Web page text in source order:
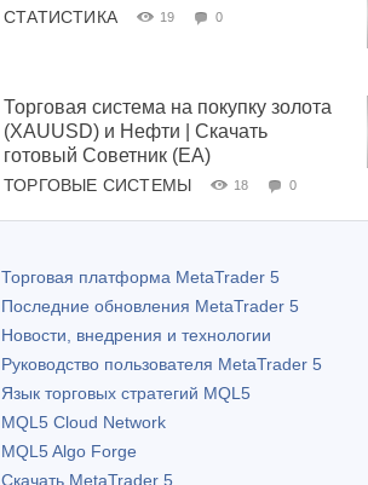
СТАТИСТИКА 19 0
Торговая система на покупку золота
(XAUUSD) и Нефти | Скачать
готовый Советник (EA)
ТОРГОВЫЕ СИСТЕМЫ 18 0
Торговая платформа MetaTrader 5
Последние обновления MetaTrader 5
Новости, внедрения и технологии
Руководство пользователя MetaTrader 5
Язык торговых стратегий MQL5
MQL5 Cloud Network
MQL5 Algo Forge
Скачать MetaTrader 5